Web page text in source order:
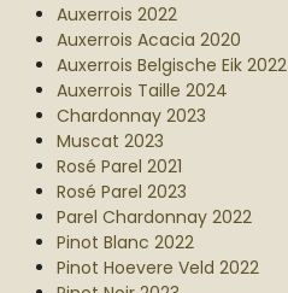
Auxerrois 2022
Auxerrois Acacia 2020
Auxerrois Belgische Eik 2022
Auxerrois Taille 2024
Chardonnay 2023
Muscat 2023
Rosé Parel 2021
Rosé Parel 2023
Parel Chardonnay 2022
Pinot Blanc 2022
Pinot Hoevere Veld 2022